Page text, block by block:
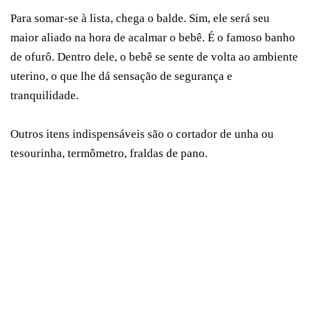
Para somar-se à lista, chega o balde. Sim, ele será seu
maior aliado na hora de acalmar o bebê. É o famoso banho
de ofurô. Dentro dele, o bebê se sente de volta ao ambiente
uterino, o que lhe dá sensação de segurança e
tranquilidade.
Outros itens indispensáveis são o cortador de unha ou
tesourinha, termômetro, fraldas de pano.